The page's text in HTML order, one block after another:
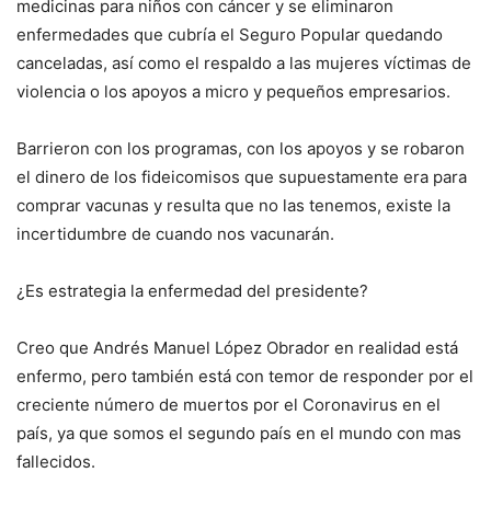
medicinas para niños con cáncer y se eliminaron
enfermedades que cubría el Seguro Popular quedando
canceladas, así como el respaldo a las mujeres víctimas de
violencia o los apoyos a micro y pequeños empresarios.
Barrieron con los programas, con los apoyos y se robaron
el dinero de los fideicomisos que supuestamente era para
comprar vacunas y resulta que no las tenemos, existe la
incertidumbre de cuando nos vacunarán.
¿Es estrategia la enfermedad del presidente?
Creo que Andrés Manuel López Obrador en realidad está
enfermo, pero también está con temor de responder por el
creciente número de muertos por el Coronavirus en el
país, ya que somos el segundo país en el mundo con mas
fallecidos.